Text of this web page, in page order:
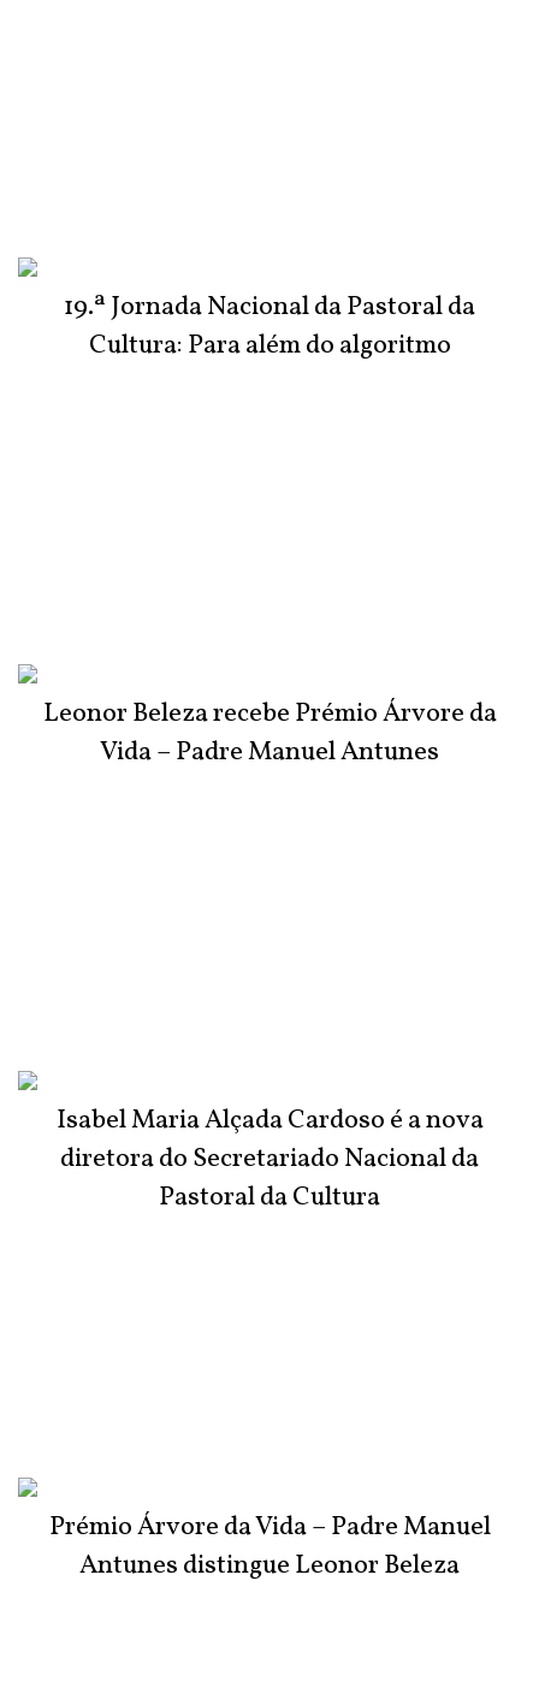
19.ª Jornada Nacional da Pastoral da
Cultura: Para além do algoritmo
Leonor Beleza recebe Prémio Árvore da
Vida – Padre Manuel Antunes
Isabel Maria Alçada Cardoso é a nova
diretora do Secretariado Nacional da
Pastoral da Cultura
Prémio Árvore da Vida – Padre Manuel
Antunes distingue Leonor Beleza